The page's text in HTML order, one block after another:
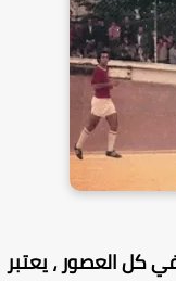
العصور ، يعتبر